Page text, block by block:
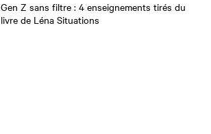
Gen Z sans filtre : 4 enseignements tirés du
livre de Léna Situations